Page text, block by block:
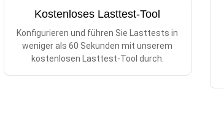
Kostenloses Lasttest-Tool
Konfigurieren und führen Sie Lasttests in
weniger als 60 Sekunden mit unserem
kostenlosen Lasttest-Tool durch.